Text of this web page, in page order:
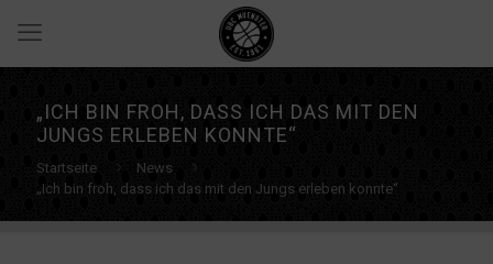
„ICH BIN FROH, DASS ICH DAS MIT DEN
JUNGS ERLEBEN KONNTE“
Startseite
News
„Ich bin froh, dass ich das mit den Jungs erleben konnte“